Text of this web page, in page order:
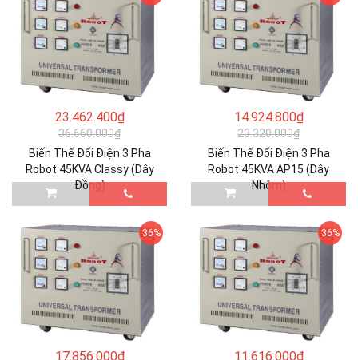
23.462.400₫
36.660.000₫
Biến Thế Đổi Điện 3 Pha
Robot 45KVA Classy (Dây
Đồng)
14.924.800₫
23.320.000₫
Biến Thế Đổi Điện 3 Pha
Robot 45KVA AP15 (Dây
Nhôm)
17.856.000₫
36%
11.616.000₫
36%